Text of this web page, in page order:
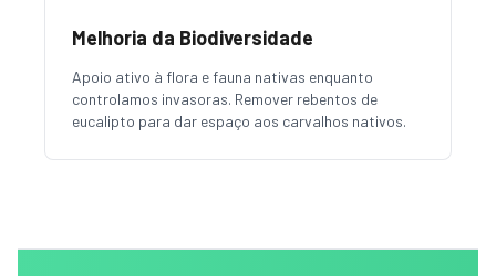
Melhoria da Biodiversidade
Apoio ativo à flora e fauna nativas enquanto
controlamos invasoras. Remover rebentos de
eucalipto para dar espaço aos carvalhos nativos.